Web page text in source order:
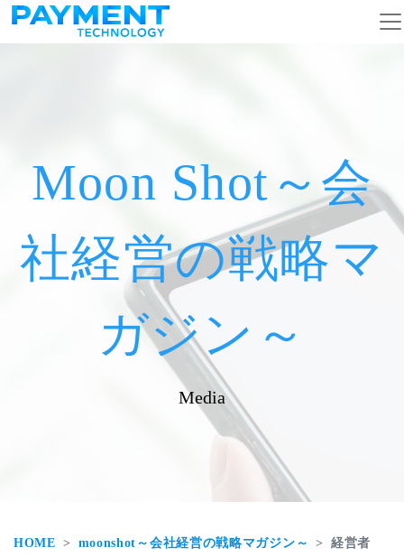
コンテンツへスキップ
メインナビゲーション
Moon Shot～会
社経営の戦略マ
ガジン～
Media
HOME moonshot～会社経営の戦略マガジン～ 経営者